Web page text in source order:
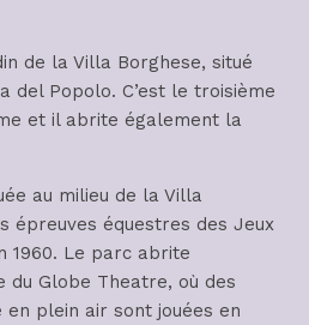
de la Villa Borghese, situé
del Popolo. C’est le troisième
et il abrite également la
au milieu de la Villa
épreuves équestres des Jeux
1960. Le parc abrite
du Globe Theatre, où des
en plein air sont jouées en